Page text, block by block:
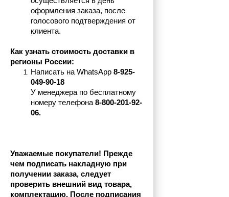
оформления заказа, после
голосового подтверждения от
клиента.
Как узнать стоимость доставки в
регионы России:
Написать на WhatsApp 8-925-
049-90-18
У менеджера по бесплатному
номеру телефона 8-800-201-92-
06.
Уважаемые покупатели! Прежде
чем подписать накладную при
получении заказа, следует
проверить внешний вид товара,
комплектацию. После подписания